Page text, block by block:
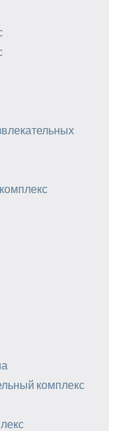
комплекс